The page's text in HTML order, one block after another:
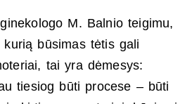
M. Balnio teigimu,
būsimas tėtis gali
tai yra dėmesys:
tiesiog būti procese – būti